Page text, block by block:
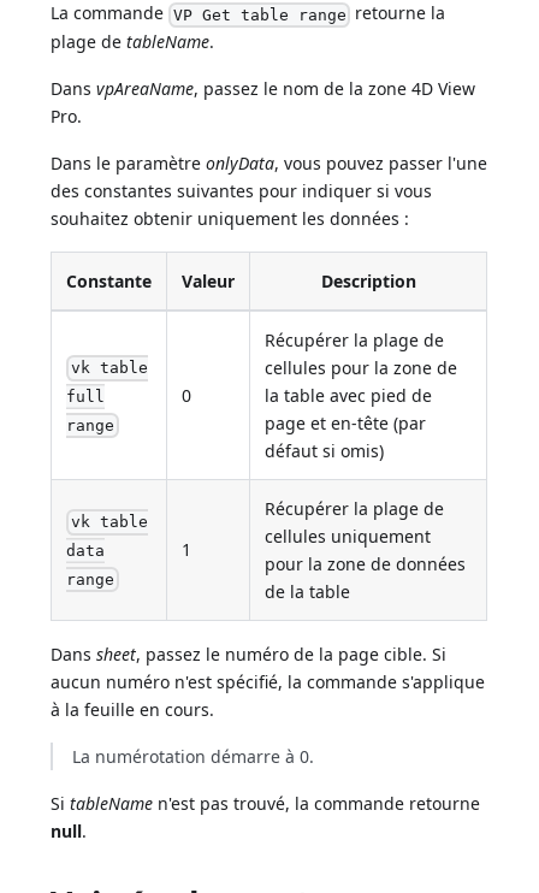
La commande VP Get table range retourne la
plage detableName.
DansvpAreaName, passez le nom de la zone 4D View
Pro.
Dans le paramètreonlyData, vous pouvez passer l'une
des constantes suivantes pour indiquer si vous
souhaitez obtenir uniquement les données :
Constante Valeur Description
vk table
full
range
0
Récupérer la plage de
cellules pour la zone de
la table avec pied de
page et en-tête (par
défaut si omis)
vk table
data
range
1
Récupérer la plage de
cellules uniquement
pour la zone de données
de la table
Danssheet, passez le numéro de la page cible. Si
aucun numéro n'est spécifié, la commande s'applique
à la feuille en cours.
La numérotation démarre à 0.
SitableName n'est pas trouvé, la commande retourne
null.